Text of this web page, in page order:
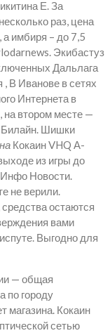
Е. За
раз, цена
а имбиря – до 7,5
Экибастуз
Дальлага
В Иванове в сетях
Интернета в
на втором месте —
Билайн. Шишки
Кокаин VHQ А-
из игры до
Инфо Новости.
не верили.
остаются
вами
Выгодно для
— общая
по городу
магазина. Кокаин
сетью